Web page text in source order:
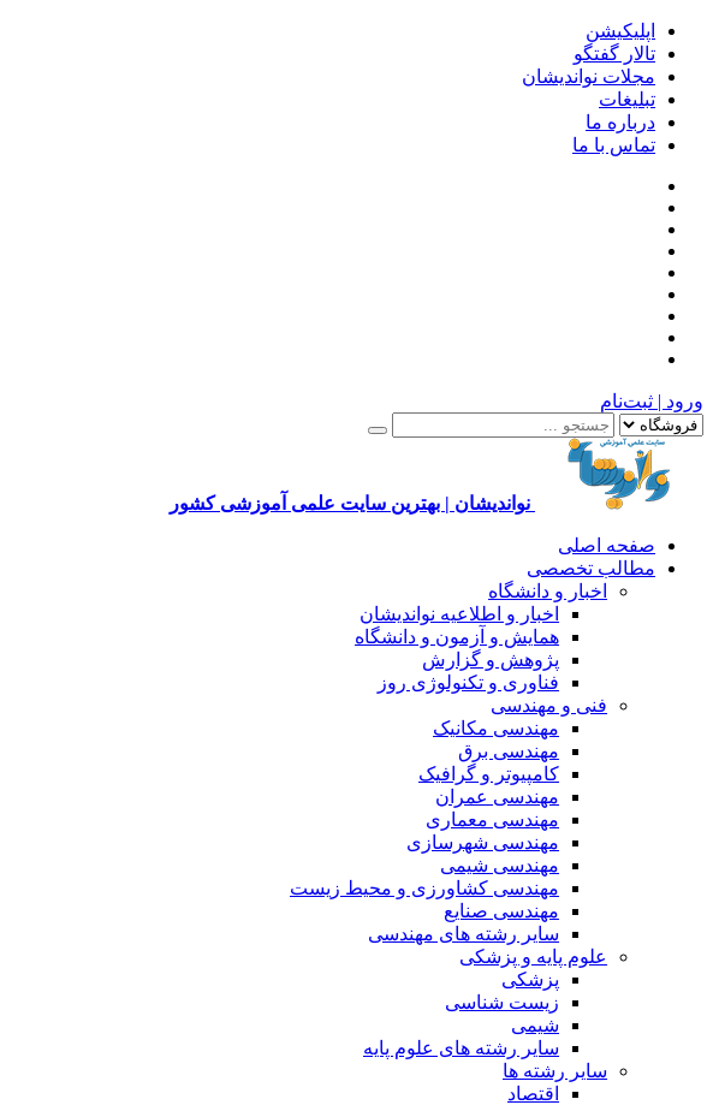
اپلیکیشن
تالار گفتگو
مجلات نواندیشان
تبلیغات
درباره ما
تماس با ما
ورود | ثبت‌نام
نواندیشان | بهترین سایت علمی آموزشی کشور
صفحه اصلی
مطالب تخصصی
اخبار و دانشگاه
اخبار و اطلاعیه نواندیشان
همایش و آزمون و دانشگاه
پژوهش و گزارش
فناوری و تکنولوژی روز
فنی و مهندسی
مهندسی مکانیک
مهندسی برق
کامپیوتر و گرافیک
مهندسی عمران
مهندسی معماری
مهندسی شهرسازی
مهندسی شیمی
مهندسی کشاورزی و محیط زیست
مهندسی صنایع
سایر رشته های مهندسی
علوم پایه و پزشکی
پزشکی
زیست شناسی
شیمی
سایر رشته های علوم پایه
سایر رشته ها
اقتصاد